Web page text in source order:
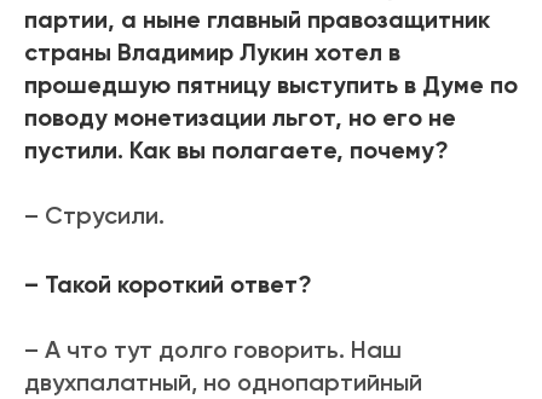
партии, а ныне главный правозащитник
страны Владимир Лукин хотел в
прошедшую пятницу выступить в Думе по
поводу монетизации льгот, но его не
пустили. Как вы полагаете, почему?
– Струсили.
– Такой короткий ответ?
– А что тут долго говорить. Наш
двухпалатный, но однопартийный